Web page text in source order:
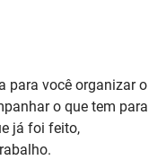
para você organizar o
o que tem para
já foi feito,